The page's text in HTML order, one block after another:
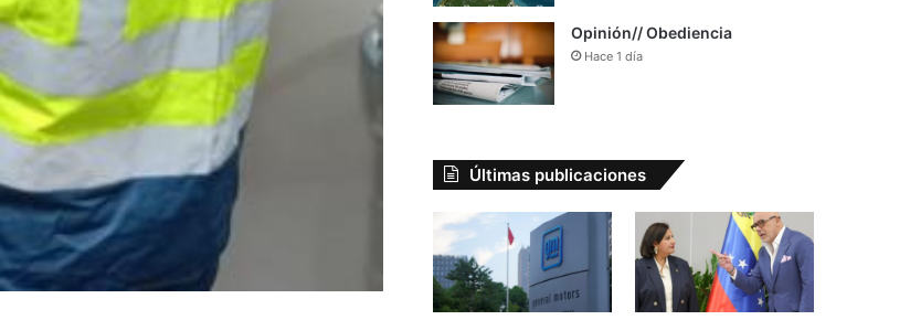
Opinión// Obediencia
Hace 1 día
Últimas publicaciones